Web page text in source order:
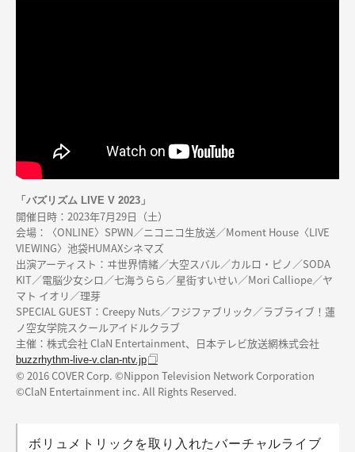
「バズリズム LIVE V 2023」
開催日時：2023年7月29日（土）
会場：〈ONLINE〉SPWN／ニコニコ生放送／Moment House〈LIVE
VIEWING〉池袋HUMAXシネマズ
出演アーティスト：ヰ世界情緒／大空スバル／カルロ・ピノ／SODA
KIT／電脳少女シロ／七海うらら／星街すいせい／Mori Calliope／ヤ
マト イオリ／理芽
SPECIAL GUEST：Creepy Nuts／フジファブリック／ラブライブ！蓮
ノ空女学院スクールアイドルクラブ
主催：株式会社 ClaN Entertainment、日本テレビ放送網株式会社
buzzrhythm-live-v.clan-ntv.jp
© 2016 COVER Corp. ©Nippon Television Network Corporation
©ClaN Entertainment inc. All Rights Reserved.
ボリュメトリックを取り入れたバーチャルライブ